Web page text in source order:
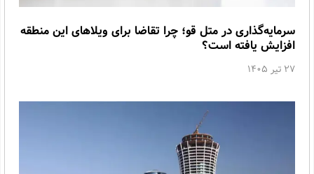
سرمایه‌گذاری در متل قو؛ چرا تقاضا برای ویلاهای این منطقه
افزایش یافته است؟
27 تیر 1405